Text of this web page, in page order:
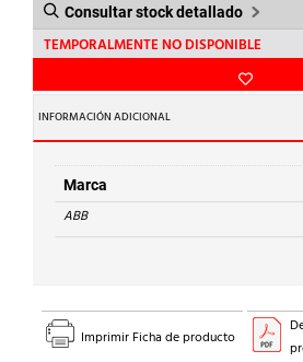
Consultar stock detallado
TEMPORALMENTE NO DISPONIBLE
INFORMACIÓN ADICIONAL
Marca
ABB
Imprimir Ficha de producto